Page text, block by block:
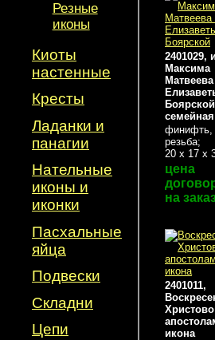
Резные
иконы
Киоты
настенные
Кресты
Ладанки и
панагии
Нательные
иконы и
иконки
Пасхальные
яйца
Подвески
Складни
Цепи
2401029,
Максима
финифть,
резьба;
20 х 17 х
цена
на
2401011,
икона